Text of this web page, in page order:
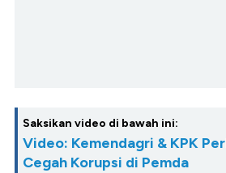
Saksikan video di bawah ini:
Video: Kemendagri & KPK
Cegah Korupsi di Pemda